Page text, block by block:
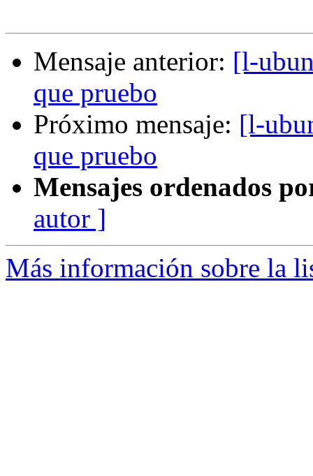
Mensaje anterior: [l-
que pruebo
Próximo mensaje: [l-
que pruebo
Mensajes ordenados
autor ]
Más información sobre la